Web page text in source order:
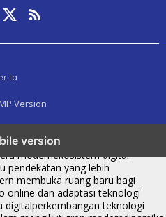
Version
version
kasino online mencerminkan
modernekosistem digital
pendekatan yang lebih
membuka ruang baru bagi
online dan adaptasi teknologi
digitalperkembangan teknologi